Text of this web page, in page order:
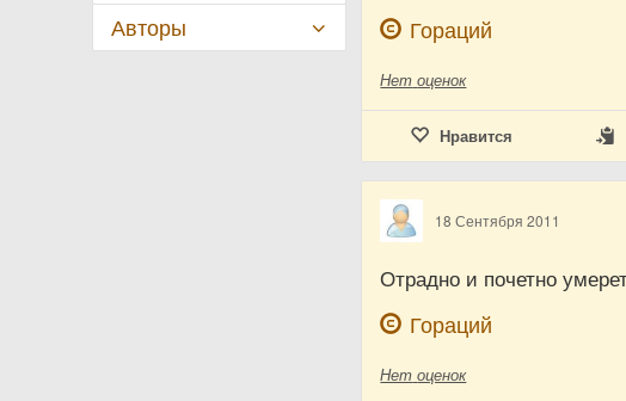
Гораций
Нет оценок
Нравится
18 Сентября 2011
Отрадно и почетно
Гораций
Нет оценок
Авторы